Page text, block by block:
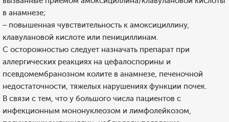
в анамнезе;
– повышенная чувствительность к амоксициллину,
клавулановой кислоте или пенициллинам.
С осторожностью следует назначать препарат при
аллергических реакциях на цефалоспорины и
псевдомембранозном колите в анамнезе, печеночной
недостаточности, тяжелых нарушениях функции почек.
В связи с тем, что у большого числа пациентов с
инфекционным мононуклеозом и лимфолейкозом,